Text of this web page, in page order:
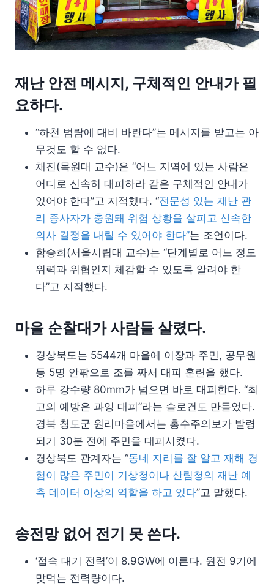
재난 안전 메시지, 구체적인 안내가 필
요하다.
“하천 범람에 대비 바란다”는 메시지를 받고는 아
무것도 할 수 없다.
채진(목원대 교수)은 “어느 지역에 있는 사람은
어디로 신속히 대피하라 같은 구체적인 안내가
있어야 한다”고 지적했다. “전문성 있는 재난 관
리 종사자가 충원돼 위험 상황을 살피고 신속한
의사 결정을 내릴 수 있어야 한다”는 조언이다.
함승희(서울시립대 교수)는 “단계별로 어느 정도
위력과 위협인지 체감할 수 있도록 알려야 한
다”고 지적했다.
마을 순찰대가 사람들 살렸다.
경상북도는 5544개 마을에 이장과 주민, 공무원
등 5명 안팎으로 조를 짜서 대피 훈련을 했다.
하루 강수량 80mm가 넘으면 바로 대피한다. “최
고의 예방은 과잉 대피”라는 슬로건도 만들었다.
경북 청도군 원리마을에서는 홍수주의보가 발령
되기 30분 전에 주민을 대피시켰다.
경상북도 관계자는 “동네 지리를 잘 알고 재해 경
험이 많은 주민이 기상청이나 산림청의 재난 예
측 데이터 이상의 역할을 하고 있다”고 말했다.
송전망 없어 전기 못 쓴다.
‘접속 대기 전력’이 8.9GW에 이른다. 원전 9기에
맞먹는 전력량이다.